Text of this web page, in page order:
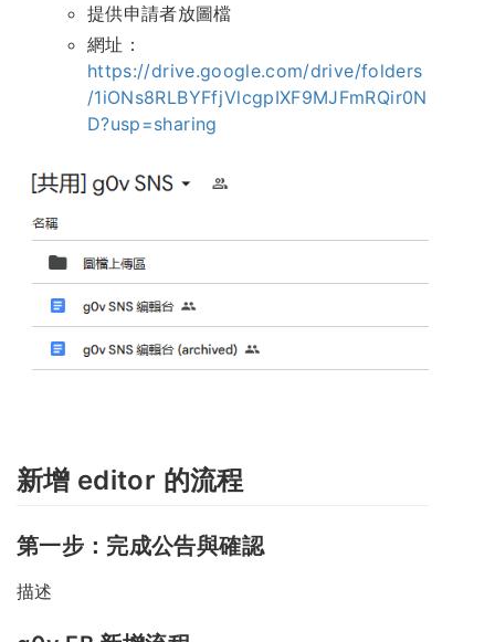
提供申請者放圖檔
網址：
https://drive.google.com/drive/folders
/1iONs8RLBYFfjVlcgpIXF9MJFmRQir0N
D?usp=sharing
新增 editor 的流程
第一步：完成公告與確認
描述